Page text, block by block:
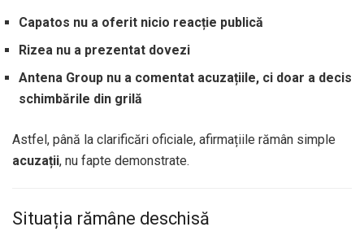
Capatos nu a oferit nicio reacție publică
Rizea nu a prezentat dovezi
Antena Group nu a comentat acuzațiile, ci doar a decis
schimbările din grilă
Astfel, până la clarificări oficiale, afirmațiile rămân simple
acuzații, nu fapte demonstrate.
Situația rămâne deschisă